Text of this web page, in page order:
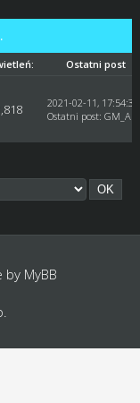
Ostatni post
2021-02-11, 17:54:36
Ostatni post:
by MyBB